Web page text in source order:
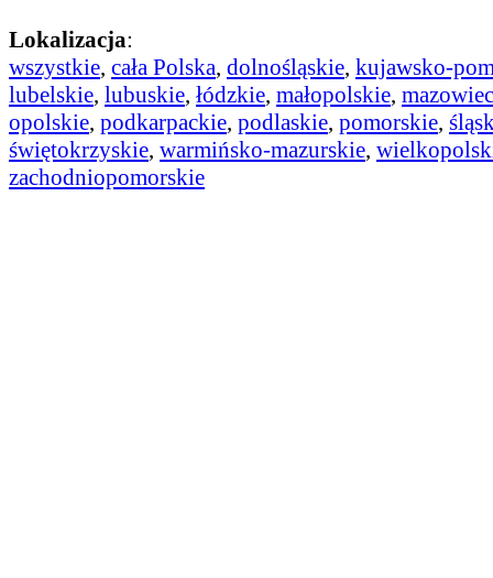
Lokalizacja:
wszystkie, cała Polska, dolnośląskie, kujawsko-
lubelskie, lubuskie, łódzkie, małopolskie,
opolskie, podkarpackie, podlaskie, pomorskie,
świętokrzyskie, warmińsko-mazurskie,
zachodniopomorskie